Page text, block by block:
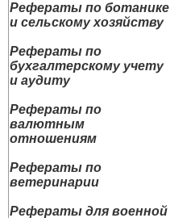
Рефераты по ботанике
и сельскому хозяйству
Рефераты по
бухгалтерскому учету
и аудиту
Рефераты по
валютным
отношениям
Рефераты по
ветеринарии
Рефераты для военной